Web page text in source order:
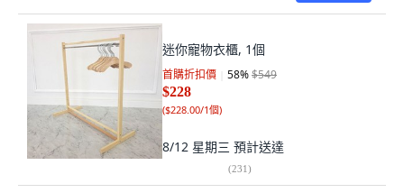
迷你寵物衣櫃, 1個
首購折扣價 58%$549
$228
($228.00/1個)
8/12 星期三 預計送達
(231)